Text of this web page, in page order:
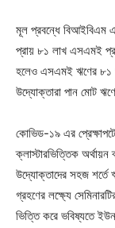
মূল প্রবন্ধে বিআইবিএম
প্রায় ৮১ লাখ এসএমই
হলেও এসএমই ঋণের ৮১
উদ্যোক্তারা পান মোট
কোভিড-১৯ এর
ক্লাস্টারভিত্তিক
উদ্যোক্তাদের সহজ শর্তে
গ্রহণের লক্ষ্যে
ভিত্তি করে ভবিষ্যতে